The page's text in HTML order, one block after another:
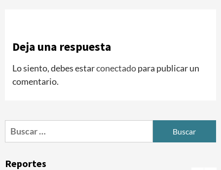
Deja una respuesta
Lo siento, debes estarconectadopara publicar un
comentario.
Buscar:
Reportes